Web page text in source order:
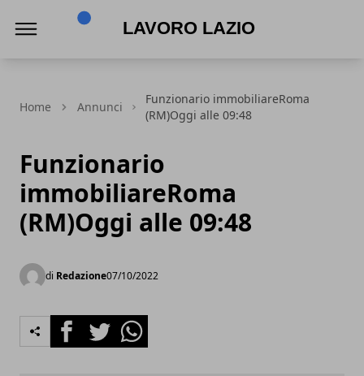
Home Annunci
Funzionario immobiliareRoma
(RM)Oggi alle 09:48
Funzionario
immobiliareRoma
(RM)Oggi alle 09:48
di Redazione07/10/2022
FacebookTwitterWhatsapp